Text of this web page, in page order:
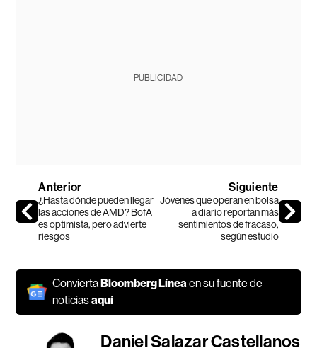
PUBLICIDAD
Anterior
¿Hasta dónde pueden llegar
las acciones de AMD? BofA
es optimista, pero advierte
riesgos
Siguiente
Jóvenes que operan en bolsa
a diario reportan más
sentimientos de fracaso,
según estudio
ConviertaBloomberg Línea en su fuente de
noticiasaquí
Daniel Salazar Castellanos